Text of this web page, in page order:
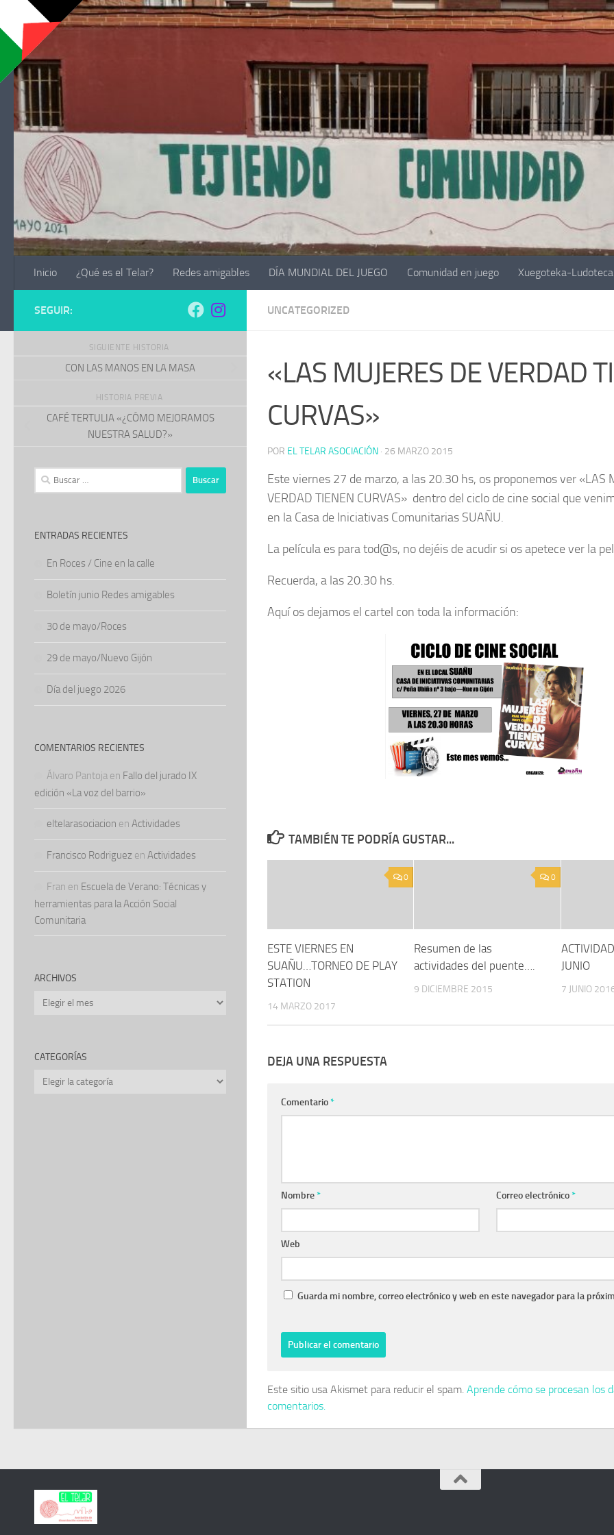
Saltar al contenido
Inicio ¿Qué es el Telar? Redes amigables DÍA MUNDIAL DEL JUEGO Comunidad en juego Xuegoteka-
UNCATEGORIZED
«LAS MUJERES DE VERDAD
CURVAS»
POR EL TELAR ASOCIACIÓN · 26 MARZO 2015
Este viernes 27 de marzo, a las 20.30 hs, os proponemos ver «LAS
VERDAD TIENEN CURVAS» dentro del ciclo de cine social que
en la Casa de Iniciativas Comunitarias SUAÑU.
La película es para tod@s, no dejéis de acudir si os apetece ver la
Recuerda, a las 20.30 hs.
Aquí os dejamos el cartel con toda la información:
TAMBIÉN TE PODRÍA GUSTAR...
0
ESTE VIERNES EN
SUAÑU…TORNEO DE PLAY
STATION
14 MARZO 2017
0
Resumen de las
actividades del puente….
9 DICIEMBRE 2015
JUNIO
7 JUNIO
DEJA UNA RESPUESTA
Comentario*
Nombre* Correo electrónico*
Web
Guarda mi nombre, correo electrónico y web en este navegador para la
Este sitio usa Akismet para reducir el spam. Aprende cómo se procesan los
comentarios.
SEGUIR:
SIGUIENTE HISTORIA
CON LAS MANOS EN LA MASA
HISTORIA PREVIA
CAFÉ TERTULIA «¿CÓMO MEJORAMOS
NUESTRA SALUD?»
Buscar:
ENTRADAS RECIENTES
En Roces / Cine en la calle
Boletín junio Redes amigables
30 de mayo/Roces
29 de mayo/Nuevo Gijón
Día del juego 2026
COMENTARIOS RECIENTES
Álvaro Pantoja en Fallo del jurado IX
edición «La voz del barrio»
eltelarasociacion en Actividades
Francisco Rodriguez en Actividades
Fran en Escuela de Verano: Técnicas y
herramientas para la Acción Social
Comunitaria
ARCHIVOS
Archivos
CATEGORÍAS
Categorías